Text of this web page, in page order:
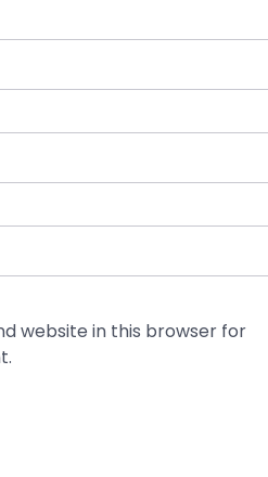
website in this browser for